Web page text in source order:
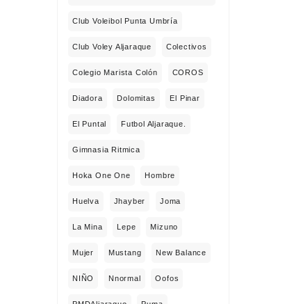
Club Voleibol Punta Umbría
Club Voley Aljaraque Colectivos
Colegio Marista Colón COROS
Diadora Dolomitas El Pinar
El Puntal Futbol Aljaraque.
Gimnasia Ritmica
Hoka One One Hombre
Huelva Jhayber Joma
La Mina Lepe Mizuno
Mujer Mustang New Balance
NIÑO Nnormal Oofos